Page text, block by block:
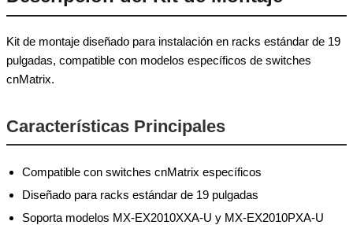
Kit de montaje diseñado para instalación en racks estándar de 19
pulgadas, compatible con modelos específicos de switches
cnMatrix.
Características Principales
Compatible con switches cnMatrix específicos
Diseñado para racks estándar de 19 pulgadas
Soporta modelos MX-EX2010XXA-U y MX-EX2010PXA-U